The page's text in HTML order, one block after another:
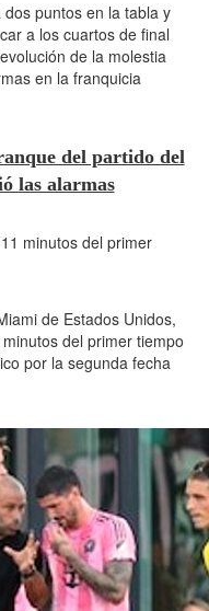
puntos en la tabla y
a los cuartos de final
de la molestia
en la franquicia
del partido del
las alarmas
minutos del primer
de Estados Unidos,
del primer tiempo
por la segunda fecha